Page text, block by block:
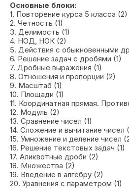
Основные блоки:
1. Повторение курса 5 класса (2)
2. Четность (1)
3. Делимость (1)
4. НОД, НОК (2)
5. Действия с обыкновенными
6. Решение задач с дробями (1)
7. Дробные выражения (1)
8. Отношения и пропорции (2)
9. Масштаб (1)
10. Площади (1)
11. Координатная прямая.
12. Модуль (2)
13. Сравнение чисел (1)
14. Сложение и вычитание чисел
15. Умножение и деление чисел
16. Решение текстовых задач (1)
17. Аликвотные дроби (2)
18. Множества (2)
19. Введение в алгебру (2)
20. Уравнения с параметром (1)